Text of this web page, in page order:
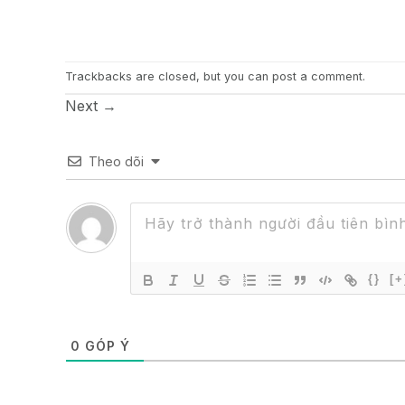
Trackbacks are closed, but you can post a comment.
Next →
Theo dõi
{}
0 GÓP Ý